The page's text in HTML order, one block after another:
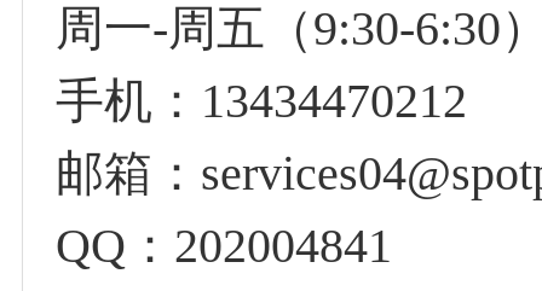
周一-周五（9:30-6:30
手机：13434470212
邮箱：
QQ：202004841